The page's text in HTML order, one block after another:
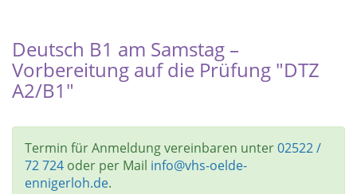
Deutsch B1 am Samstag –
Vorbereitung auf die Prüfung "DTZ
A2/B1"
Termin für Anmeldung vereinbaren unter02522 /
72 724 oder per Mail info@vhs-oelde-
ennigerloh.de.